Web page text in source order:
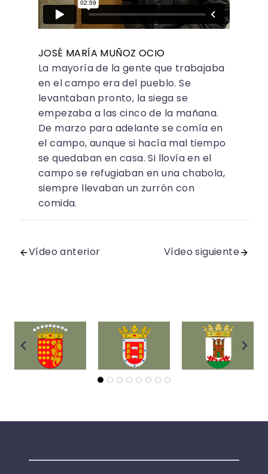
JOSÉ MARÍA MUÑOZ OCIO
La mayoría de la gente que trabajaba
en el campo era del pueblo. Se
levantaban pronto, la siega se
empezaba a las cinco de la mañana.
De marzo para adelante se comía en
el campo, aunque si hacía mal tiempo
se quedaban en casa. Si llovía en el
campo se refugiaban en una chabola,
siempre llevaban un zurrón con
comida.
Vídeo anterior Vídeo siguiente